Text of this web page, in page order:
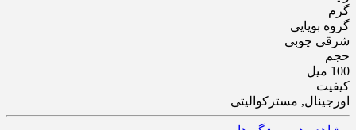
گرم
گروه بویایی
شرقی چوبی
حجم
100 میل
کیفیت
اورجینال, مسترکوالیتی